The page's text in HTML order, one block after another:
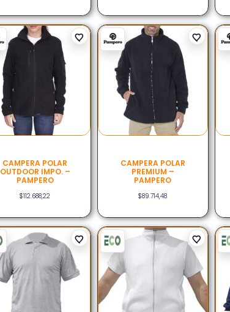
CAMPERA POLAR
OUTDOOR IMPO. –
PAMPERO
$112.688,22
CAMPERA POLAR
PREMIUM –
PAMPERO
$89.714,48